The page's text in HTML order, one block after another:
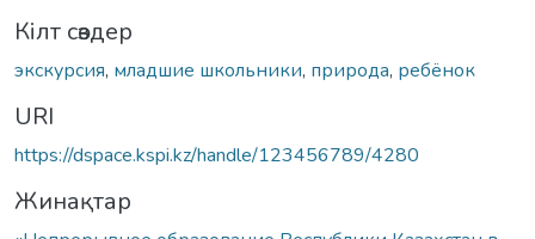
Кілт сөздер
экскурсия, младшие школьники, природа, ребёнок
URI
https://dspace.kspi.kz/handle/123456789/4280
Жинақтар